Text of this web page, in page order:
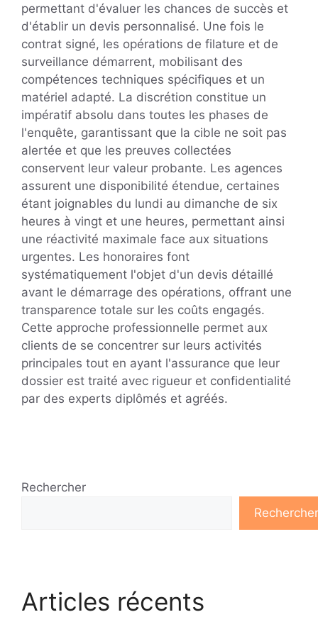
permettant d'évaluer les chances de succès et
d'établir un devis personnalisé. Une fois le
contrat signé, les opérations de filature et de
surveillance démarrent, mobilisant des
compétences techniques spécifiques et un
matériel adapté. La discrétion constitue un
impératif absolu dans toutes les phases de
l'enquête, garantissant que la cible ne soit pas
alertée et que les preuves collectées
conservent leur valeur probante. Les agences
assurent une disponibilité étendue, certaines
étant joignables du lundi au dimanche de six
heures à vingt et une heures, permettant ainsi
une réactivité maximale face aux situations
urgentes. Les honoraires font
systématiquement l'objet d'un devis détaillé
avant le démarrage des opérations, offrant une
transparence totale sur les coûts engagés.
Cette approche professionnelle permet aux
clients de se concentrer sur leurs activités
principales tout en ayant l'assurance que leur
dossier est traité avec rigueur et confidentialité
par des experts diplômés et agréés.
Rechercher
Rechercher
Articles récents